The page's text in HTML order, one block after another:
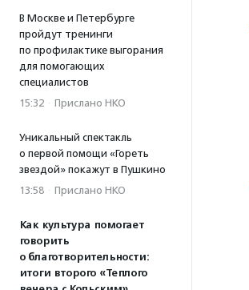
В Москве и Петербурге
пройдут тренинги
по профилактике выгорания
для помогающих
специалистов
15:32 · Прислано НКО
Уникальный спектакль
о первой помощи «Гореть
звездой» покажут в Пушкино
13:58 · Прислано НКО
Как культура помогает
говорить
о благотворительности:
итоги второго «Теплого